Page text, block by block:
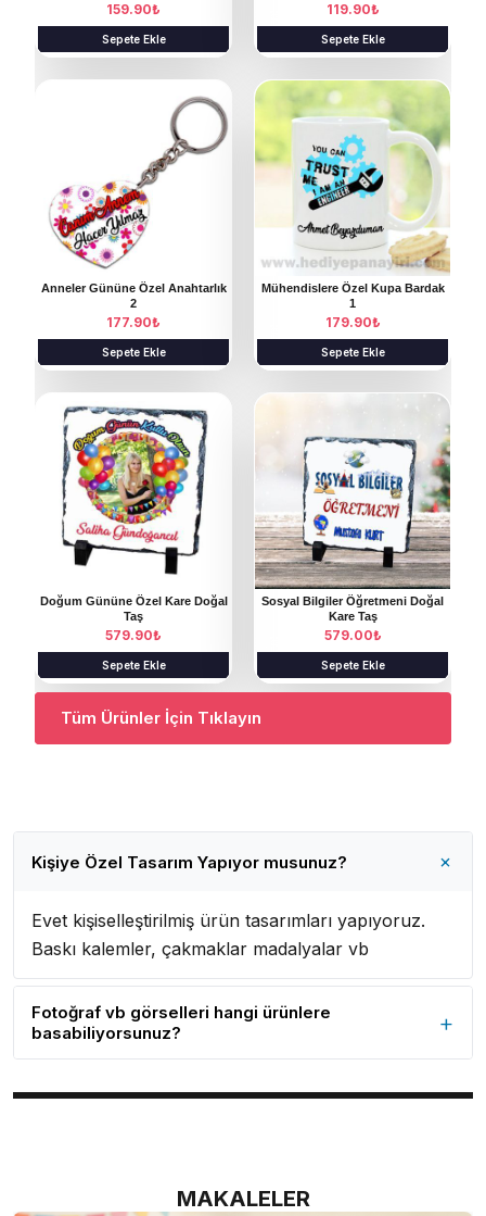
159.90₺
Sepete Ekle
119.90₺
Sepete Ekle
Anneler Gününe Özel Anahtarlık
2
177.90₺
Sepete Ekle
Mühendislere Özel Kupa Bardak
1
179.90₺
Sepete Ekle
Doğum Gününe Özel Kare Doğal
Taş
579.90₺
Sepete Ekle
Sosyal Bilgiler Öğretmeni Doğal
Kare Taş
579.00₺
Sepete Ekle
Tüm Ürünler İçin Tıklayın
Kişiye Özel Tasarım Yapıyor musunuz? +
Evet kişiselleştirilmiş ürün tasarımları yapıyoruz.
Baskı kalemler, çakmaklar madalyalar vb
Fotoğraf vb görselleri hangi ürünlere
basabiliyorsunuz?
+
mevcuttur.
MAKALELER